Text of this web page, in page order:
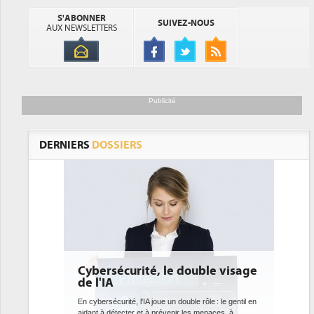
S'ABONNER
AUX NEWSLETTERS
SUIVEZ-NOUS
Publicité
DERNIERS DOSSIERS
visage
rôle : le gentil en
DEE: l'efficacité énergétique
bientôt une obligation pour les
datacenters